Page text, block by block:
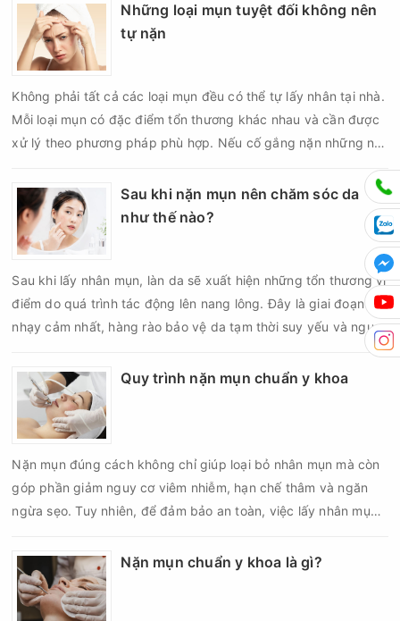
Những loại mụn tuyệt đối không nên
tự nặn
Không phải tất cả các loại mụn đều có thể tự lấy nhân tại nhà.
Mỗi loại mụn có đặc điểm tổn thương khác nhau và cần được
xử lý theo phương pháp phù hợp. Nếu cố gắng nặn những nốt
nên nghiêm trọng hơn, làm tăng nguy cơ nhiễm trùng, để lại
thâm hoặc sẹo khó phục hồi.
Sau khi nặn mụn nên chăm sóc da
như thế nào?
Sau khi lấy nhân mụn, làn da sẽ xuất hiện những tổn thương vi
điểm do quá trình tác động lên nang lông. Đây là giai đoạn da
nhạy cảm nhất, hàng rào bảo vệ da tạm thời suy yếu và nguy
cơ viêm nhiễm, thâm sau mụn hoặc hình thành sẹo sẽ tăng lên
nếu chăm sóc không đúng cách. Chính vì vậy, việc chăm sóc
da sau nặn mụn không chỉ giúp vùng da hồi phục nhanh hơn
mà còn góp phần giảm nguy cơ tái phát mụn và hạn chế các
biến chứng về sau.
Quy trình nặn mụn chuẩn y khoa
Nặn mụn đúng cách không chỉ giúp loại bỏ nhân mụn mà còn
góp phần giảm nguy cơ viêm nhiễm, hạn chế thâm và ngăn
ngừa sẹo. Tuy nhiên, để đảm bảo an toàn, việc lấy nhân mụn
đủ các bước vô khuẩn và chăm sóc sau điều trị.
Nặn mụn chuẩn y khoa là gì?